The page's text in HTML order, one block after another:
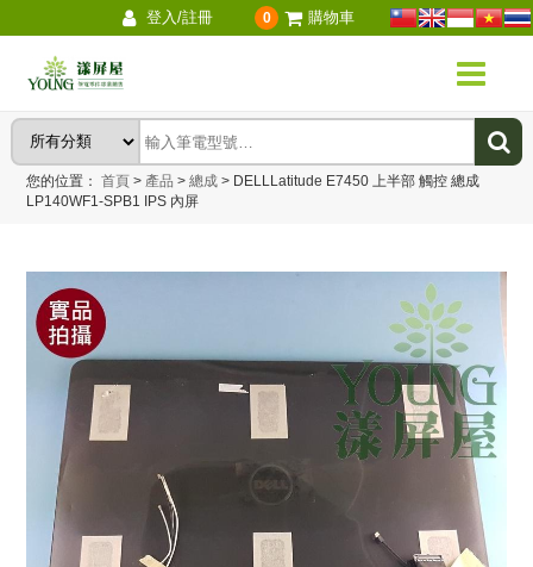
登入/註冊 0 購物車
您的位置：首頁 > 產品 > 總成 > DELLLatitude E7450 上半部 觸控 總成
LP140WF1-SPB1 IPS 內屏